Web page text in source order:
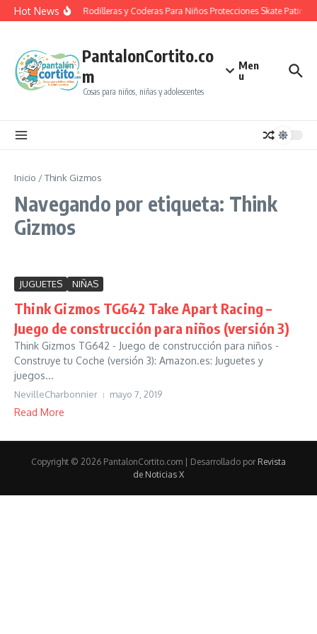
Saltar al contenido
Hot NewsCasco Rodilleras y Coderas Para Niños Protecciones Skate
PantalonCortito.co
m
Cosas para niños, niñas y adolescentes
Men
u
Inicio /Think Gizmos
Navegando por etiqueta: Think
Gizmos
JUGUETES NIÑAS
Think Gizmos TG642 Take Apart Racing –
Juego de construcción para niños (versión 3)
Think Gizmos TG642 - Juego de construcción para niños -
Construye tu Coche (versión 3): Amazon.es: Juguetes y
juegos...
NevilleCharbonnier mayo 7, 2019
Read More
Copyright © 2026 PantalonCortito.com | Desarrollado por Revista
de Noticias X